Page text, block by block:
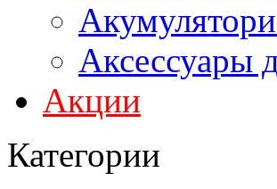
Аксессуары
Акции
Категории